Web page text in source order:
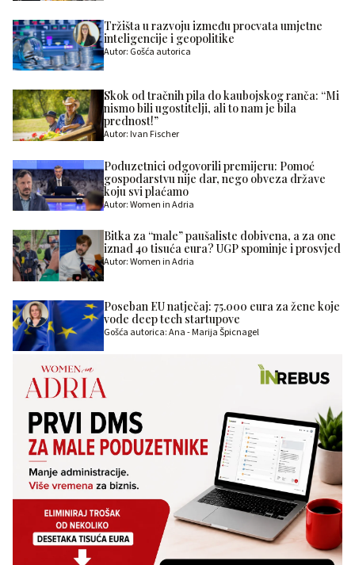
Tržišta u razvoju između procvata umjetne
inteligencije i geopolitike
Autor: Gošća autorica
Skok od tračnih pila do kaubojskog ranča: “Mi
nismo bili ugostitelji, ali to nam je bila
prednost!”
Autor: Ivan Fischer
Poduzetnici odgovorili premijeru: Pomoć
gospodarstvu nije dar, nego obveza države
koju svi plaćamo
Autor: Women in Adria
Bitka za “male” paušaliste dobivena, a za one
iznad 40 tisuća eura? UGP spominje i prosvjed
Autor: Women in Adria
Poseban EU natječaj: 75.000 eura za žene koje
vode deep tech startupove
Gošća autorica: Ana - Marija Špicnagel